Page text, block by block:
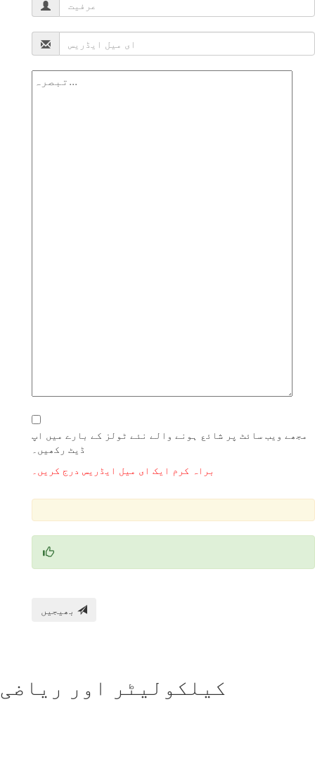
مجھے ویب سائٹ پر شائع ہونے والے نئے ٹولز کے بارے میں اپ
ڈیٹ رکھیں۔
براہ کرم ایک ای میل ایڈریس درج کریں۔
کیلکولیٹر اور ریاضی